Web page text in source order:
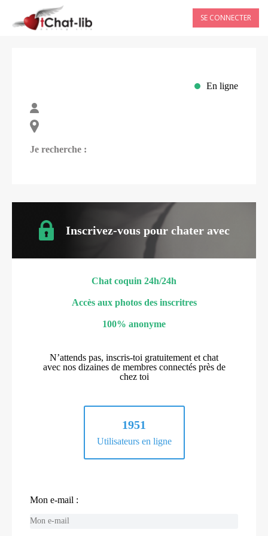
SE CONNECTER
En ligne
Je recherche :
Inscrivez-vous pour chater avec
Chat coquin 24h/24h
Accès aux photos des inscritres
100% anonyme
N’attends pas, inscris-toi gratuitement et chat
avec nos dizaines de membres connectés près de
chez toi
1951
Utilisateurs en ligne
Mon e-mail :